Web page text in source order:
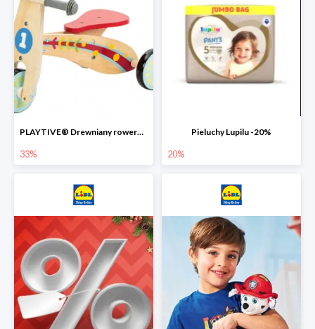
PLAYTIVE® Drewniany rowerek biegowy -33%
33%
Pieluchy Lupilu -20%
20%